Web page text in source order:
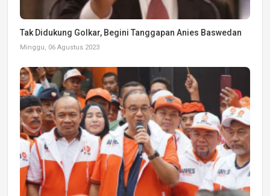
Tak Didukung Golkar, Begini Tanggapan Anies Baswedan
Minggu, 06 Agustus 2023